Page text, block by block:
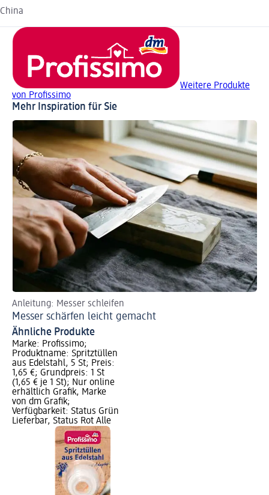
China
Weitere Produkte
von Profissimo
Mehr Inspiration für Sie
Anleitung: Messer schleifen
Messer schärfen leicht gemacht
Ähnliche Produkte
Marke: Profissimo;
Produktname: Spritztüllen
aus Edelstahl, 5 St; Preis:
1,65 €; Grundpreis: 1 St
(1,65 € je 1 St); Nur online
erhältlich Grafik, Marke
von dm Grafik;
Verfügbarkeit: Status Grün
Lieferbar, Status Rot Alle